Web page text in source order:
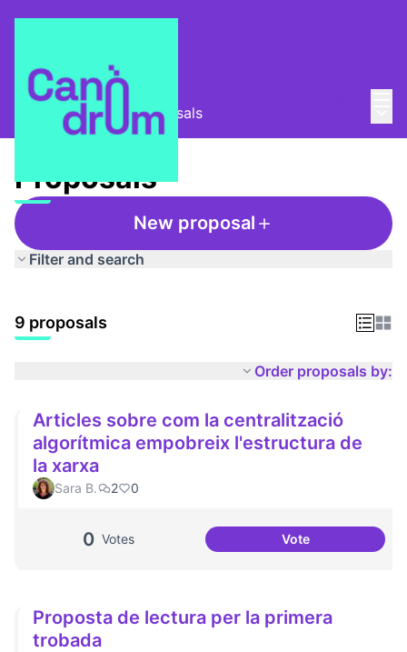
Club de lectura Proposals
Proposals
New proposal
Filter and search
9 proposals
Order proposals by:
Articles sobre com la centralització
algorítmica empobreix l'estructura de
la xarxa
Sara B. 2 0
0 Votes VoteArticles sobre
Proposta de lectura per la primera
trobada